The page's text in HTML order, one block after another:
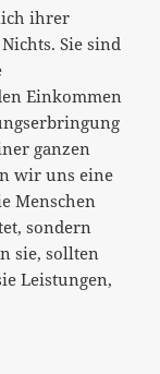
ihrer
Sie sind
Einkommen
ganzen
wir uns eine
Menschen
sondern
sie, sollten
Leistungen,